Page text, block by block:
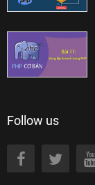
Follow us